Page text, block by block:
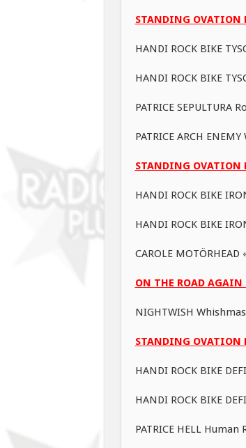
STANDING OVATION
HANDI ROCK BIKE
HANDI ROCK BIKE
PATRICE SEPULTURA
PATRICE ARCH
STANDING OVATION
HANDI ROCK BIKE
HANDI ROCK BIKE
CAROLE
ON THE ROAD AGAIN
NIGHTWISH
STANDING OVATION
HANDI ROCK BIKE
HANDI ROCK BIKE
PATRICE HELL